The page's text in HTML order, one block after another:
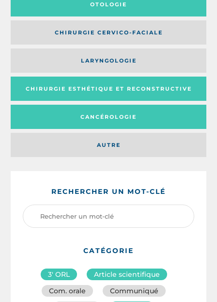
OTOLOGIE
CHIRURGIE CERVICO-FACIALE
AUTRE
LARYNGOLOGIE
CHIRURGIE ESTHÉTIQUE ET RECONSTRUCTIVE
CANCÉROLOGIE
RECHERCHER UN MOT-CLÉ
CATÉGORIE
3′ ORL
Article scientifique
Com. orale
Communiqué